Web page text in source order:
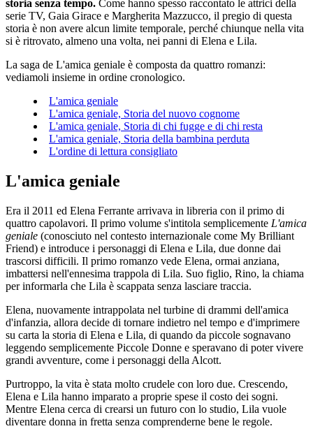
storia senza tempo. Come hanno spesso raccontato le attrici della
serie TV, Gaia Girace e Margherita Mazzucco, il pregio di questa
storia è non avere alcun limite temporale, perché chiunque nella vita
si è ritrovato, almeno una volta, nei panni di Elena e Lila.
La saga de L'amica geniale è composta da quattro romanzi:
vediamoli insieme in ordine cronologico.
L'amica geniale
L'amica geniale, Storia del nuovo cognome
L'amica geniale, Storia di chi fugge e di chi resta
L'amica geniale, Storia della bambina perduta
L'ordine di lettura consigliato
L'amica geniale
Era il 2011 ed Elena Ferrante arrivava in libreria con il primo di
quattro capolavori. Il primo volume s'intitola semplicemente L'amica
geniale (conosciuto nel contesto internazionale come My Brilliant
Friend) e introduce i personaggi di Elena e Lila, due donne dai
trascorsi difficili. Il primo romanzo vede Elena, ormai anziana,
imbattersi nell'ennesima trappola di Lila. Suo figlio, Rino, la chiama
per informarla che Lila è scappata senza lasciare traccia.
Elena, nuovamente intrappolata nel turbine di drammi dell'amica
d'infanzia, allora decide di tornare indietro nel tempo e d'imprimere
su carta la storia di Elena e Lila, di quando da piccole sognavano
leggendo semplicemente Piccole Donne e speravano di poter vivere
grandi avventure, come i personaggi della Alcott.
Purtroppo, la vita è stata molto crudele con loro due. Crescendo,
Elena e Lila hanno imparato a proprie spese il costo dei sogni.
Mentre Elena cerca di crearsi un futuro con lo studio, Lila vuole
diventare donna in fretta senza comprenderne bene le regole.